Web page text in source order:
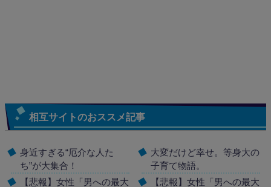
相互サイトのおススメ記事
身近すぎる“厄介な人た
ち”が大集合！
【悲報】女性「男への最大
大変だけど幸せ。等身大の
子育て物語。
【悲報】女性「男への最大